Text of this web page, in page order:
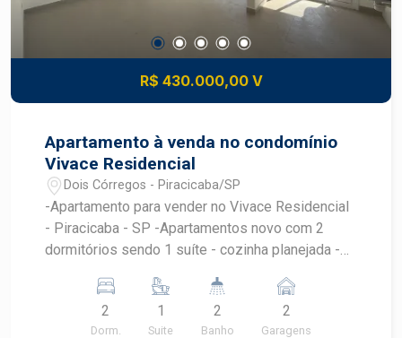
R$ 430.000,00 V
Apartamento à venda no condomínio
Vivace Residencial
Dois Córregos - Piracicaba/SP
-Apartamento para vender no Vivace Residencial
- Piracicaba - SP -Apartamentos novo com 2
dormitórios sendo 1 suíte - cozinha planejada -
vagas de garagem gaveta. -Varanda . -Sol da
2
Dorm.
1
Suite
2
Banho
2
Garagens